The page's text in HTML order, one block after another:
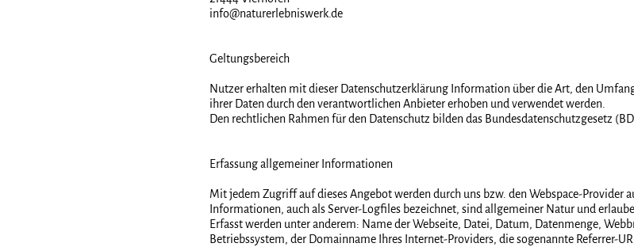
info@naturerlebniswerk.de
Geltungsbereich
Nutzer erhalten mit dieser Datenschutzerklärung Information über die Art, den
ihrer Daten durch den verantwortlichen Anbieter erhoben und verwendet werden.
Den rechtlichen Rahmen für den Datenschutz bilden das Bundesdatenschutzgesetz
Erfassung allgemeiner Informationen
Mit jedem Zugriff auf dieses Angebot werden durch uns bzw. den Webspace-Provider
Informationen, auch als Server-Logfiles bezeichnet, sind allgemeiner Natur und
Erfasst werden unter anderem: Name der Webseite, Datei, Datum, Datenmenge,
Betriebssystem, der Domainname Ihres Internet-Providers, die sogenannte Referrer-